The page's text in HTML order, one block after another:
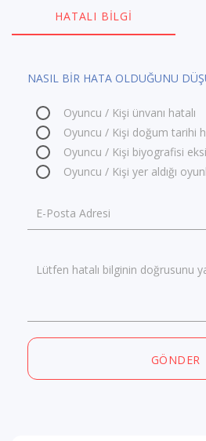
HATALI BILGI
NASIL BİR HATA OLDUĞUNU
Oyuncu / Kişi ünvanı hatalı
Oyuncu / Kişi doğum tarihi
Oyuncu / Kişi biyografisi
Oyuncu / Kişi yer aldığı
E-Posta Adresi
Lütfen hatalı bilginin doğrusunu
GÖNDER